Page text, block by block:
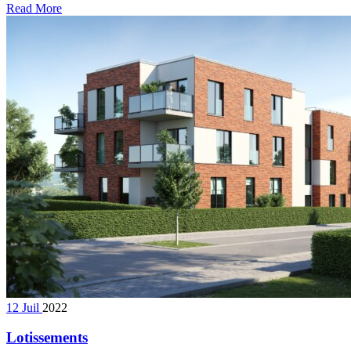
Read More
12 Juil 2022
Lotissements